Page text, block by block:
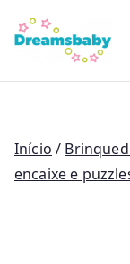
para
conteúdo
Início /
encaixe e